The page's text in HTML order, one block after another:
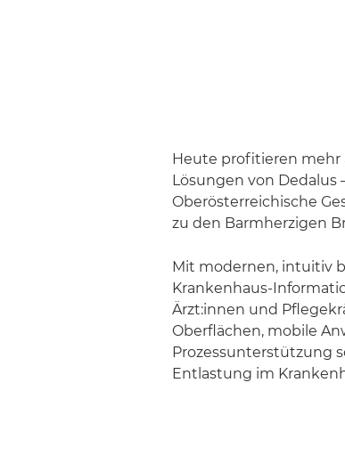
Heute profitieren mehr
Lösungen von Dedalus
Oberösterreichische
zu den Barmherzigen
Mit modernen, intuitiv
Krankenhaus-
Ärzt:innen und
Oberflächen, mobile
Prozessunterstützung
Entlastung im